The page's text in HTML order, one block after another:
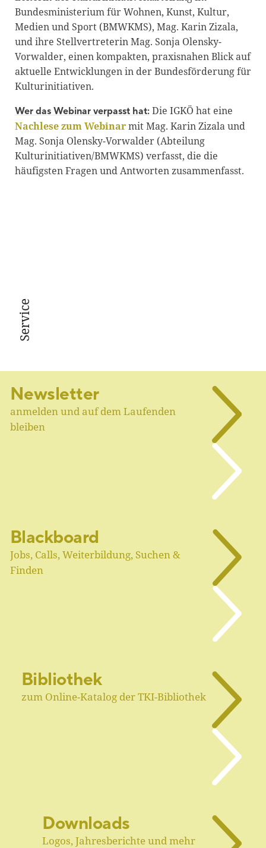
Bundesministerium für Wohnen, Kunst, Kultur,
Medien und Sport (BMWKMS), Mag. Karin Zizala,
und ihre Stellvertreterin Mag. Sonja Olensky-
Vorwalder, einen kompakten, praxisnahen Blick auf
aktuelle Entwicklungen in der Bundesförderung für
Kulturinitiativen.
Wer das Webinar verpasst hat:Die IGKÖ hat eine
Nachlese zum Webinarmit Mag. Karin Zizala und
Mag. Sonja Olensky-Vorwalder (Abteilung
Kulturinitiativen/BMWKMS) verfasst, die die
häufigsten Fragen und Antworten zusammenfasst.
Service
Newsletter
anmelden und auf dem Laufenden
bleiben
Blackboard
Jobs, Calls, Weiterbildung, Suchen &
Finden
Bibliothek
zum Online-Katalog der TKI-Bibliothek
Downloads
Logos, Jahresberichte und mehr